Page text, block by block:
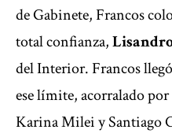
de Gabinete, Francos
total confianza,
del Interior. Francos
ese límite, acorralado
Karina Milei y Santiago